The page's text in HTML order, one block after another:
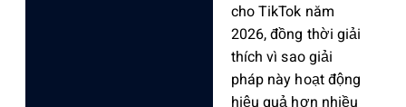
cho TikTok năm
2026, đồng thời giải
thích vì sao giải
pháp này hoạt động
hiệu quả hơn nhiều